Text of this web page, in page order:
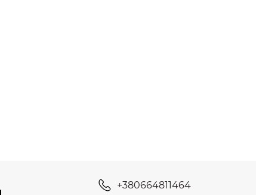
+380664811464